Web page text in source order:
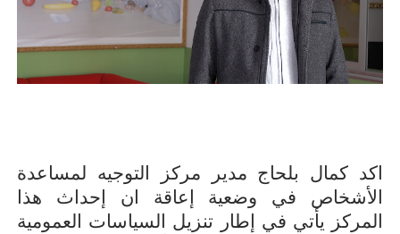
اكد كمال بلحاج مدير مركز التوجيه لمساعدة
الأشخاص في وضعية إعاقة ان إحداث هذا
المركز يأتي في إطار تنزيل السياسات العمومية